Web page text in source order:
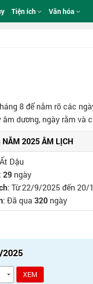
Tiện ích Văn hóa
8 để nắm rõ các
dương, ngày rằm và
NĂM 2025 ÂM LỊCH
Dậu
: 29 ngày
: Từ 22/9/2025 đến 20/
: Đã qua 320 ngày
2025
XEM